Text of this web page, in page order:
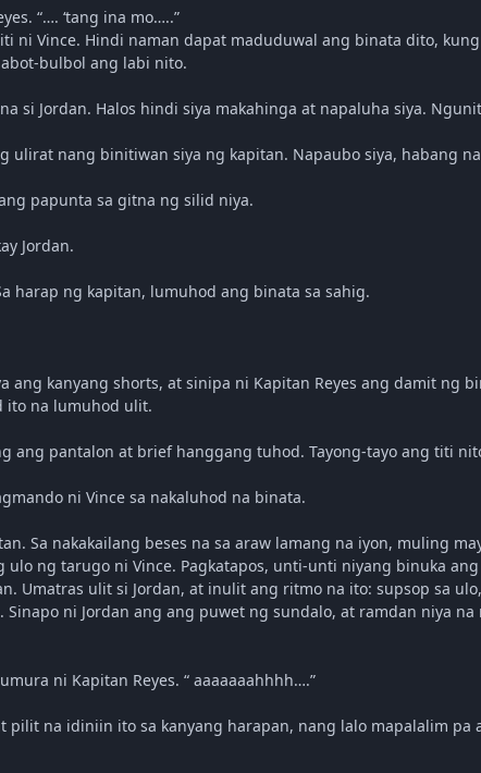
“…. ‘tang ina mo…..”
ni Vince. Hindi naman dapat maduduwal ang binata dito,
bulbol ang labi nito.
si Jordan. Halos hindi siya makahinga at napaluha siya.
ulirat nang binitiwan siya ng kapitan. Napaubo siya, habang
papunta sa gitna ng silid niya.
Jordan.
harap ng kapitan, lumuhod ang binata sa sahig.
ang kanyang shorts, at sinipa ni Kapitan Reyes ang damit ng
ito na lumuhod ulit.
ang pantalon at brief hanggang tuhod. Tayong-tayo ang titi
ni Vince sa nakaluhod na binata.
Sa nakakailang beses na sa araw lamang na iyon, muling
ulo ng tarugo ni Vince. Pagkatapos, unti-unti niyang binuka
Umatras ulit si Jordan, at inulit ang ritmo na ito: supsop sa
ni Jordan ang ang puwet ng sundalo, at ramdan niya
ni Kapitan Reyes. “ aaaaaaahhhh….”
pilit na idiniin ito sa kanyang harapan, nang lalo mapalalim